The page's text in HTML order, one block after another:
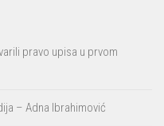
pravo upisa u prvom
– Adna Ibrahimović